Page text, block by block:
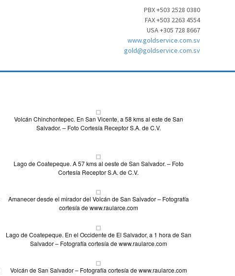
PBX +503 2528 0380
FAX +503 2263 4554
USA +305 728 8667
www.goldservice.com.sv
gold@goldservice.com.sv
Volcán Chinchontepec. En San Vicente, a 58 kms al este de San
Salvador. – Foto Cortesía Receptor S.A. de C.V.
Lago de Coatepeque. A 57 kms al oeste de San Salvador. – Foto
Cortesía Receptor S.A. de C.V.
Amanecer desde el mirador del Volcán de San Salvador – Fotografía
cortesía de www.raularce.com
Lago de Coatepeque. En el Occidente de El Salvador, a 1 hora de San
Salvador – Fotografía cortesía de www.raularce.com
Volcán de San Salvador – Fotografía cortesía de www.raularce.com